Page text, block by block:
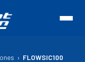
› FLOWSIC100